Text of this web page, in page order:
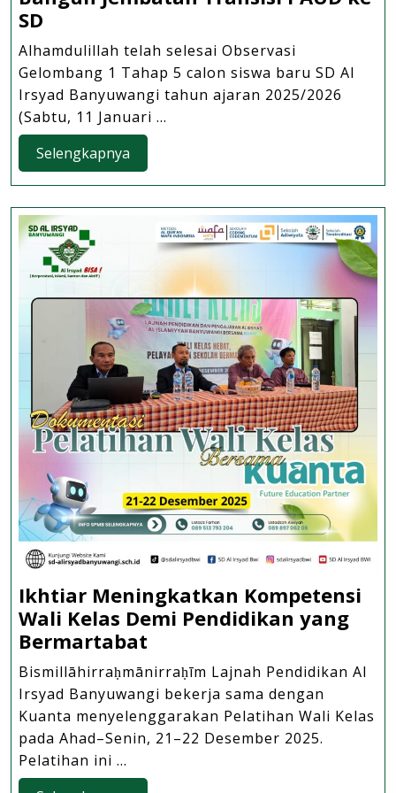
SD
Al
Irsyad
Banyuwangi
Gelar
Observasi
Calon
Siswa
Baru,
Bangun
Jembatan
Transisi
PAUD
SD
Alhamdulillah telah selesai Observasi
Gelombang 1 Tahap 5 calon siswa baru SD Al
Irsyad Banyuwangi tahun ajaran 2025/2026
(Sabtu, 11 Januari ...
Selengkapnya
Ikhtiar Meningkatkan Kompetensi
Wali Kelas Demi Pendidikan yang
Bermartabat
Meningkatkan
Kompetensi
Wali
Kelas
Pendidikan
Bismillāhirraḥmānirraḥīm Lajnah Pendidikan Al
Irsyad Banyuwangi bekerja sama dengan
Kuanta menyelenggarakan Pelatihan Wali Kelas
pada Ahad–Senin, 21–22 Desember 2025.
Pelatihan ini ...